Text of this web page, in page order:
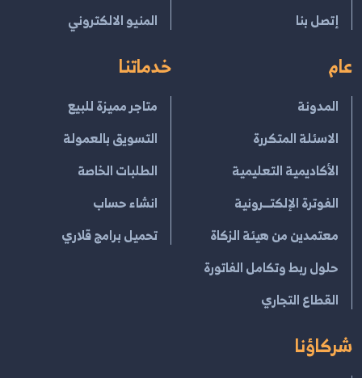
إتصل بنا
المنيو الالكتروني
عام
المدونة
الاسئلة المتكررة
الأكاديمية التعليمية
الفوترة الإلكتــرونية
معتمدين من هيئة الزكاة
حلول ربط وتكامل الفاتورة
القطاع التجاري
خدماتنا
متاجر مميزة للبيع
التسويق بالعمولة
الطلبات الخاصة
انشاء حساب
تحميل برامج قلاري
شركاؤنا